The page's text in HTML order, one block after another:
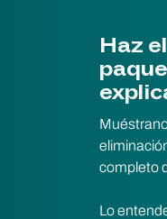
Haz
completo
Lo